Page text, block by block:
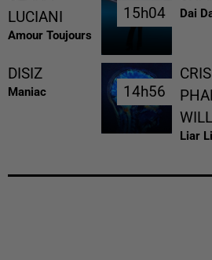
LUCIANI
Amour Toujours
15h04
15h04 Dai
DISIZ
Maniac 14h56
14h56
Liar